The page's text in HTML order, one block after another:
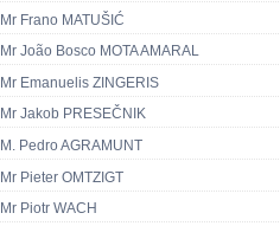
Mr Frano MATUŠIĆ
Mr João Bosco MOTA AMARAL
Mr Emanuelis ZINGERIS
Mr Jakob PRESEČNIK
M. Pedro AGRAMUNT
Mr Pieter OMTZIGT
Mr Piotr WACH